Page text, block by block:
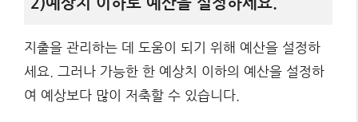
지출을 관리하는 데 도움이 되기 위해 예산을 설정하
세요. 그러나 가능한 한 예상치 이하의 예산을 설정하
여 예상보다 많이 저축할 수 있습니다.